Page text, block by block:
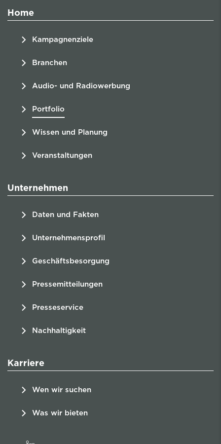
Home
Kampagnenziele
Branchen
Audio- und Radiowerbung
Portfolio
Wissen und Planung
Veranstaltungen
Unternehmen
Daten und Fakten
Unternehmensprofil
Geschäftsbesorgung
Pressemitteilungen
Presseservice
Nachhaltigkeit
Karriere
Wen wir suchen
Was wir bieten